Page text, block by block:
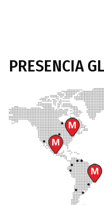
PRESENCIA